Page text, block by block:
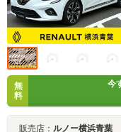
無
料
今
販売店： ルノー横浜青葉